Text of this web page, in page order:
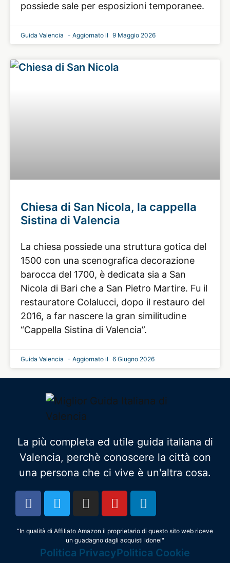
possiede sale per esposizioni temporanee.
Guida Valencia 9 Maggio 2026
Chiesa di San Nicola, la cappella
Sistina di Valencia
La chiesa possiede una struttura gotica del
1500 con una scenografica decorazione
barocca del 1700, è dedicata sia a San
Nicola di Bari che a San Pietro Martire. Fu il
restauratore Colalucci, dopo il restauro del
2016, a far nascere la gran similitudine
“Cappella Sistina di Valencia”.
Guida Valencia 6 Giugno 2026
La più completa ed utile guida italiana di
Valencia, perchè conoscere la città con
una persona che ci vive è un'altra cosa.
“In qualità di Affiliato Amazon il proprietario di questo sito web riceve
un guadagno dagli acquisti idonei"
Politica PrivacyPolitica Cookie